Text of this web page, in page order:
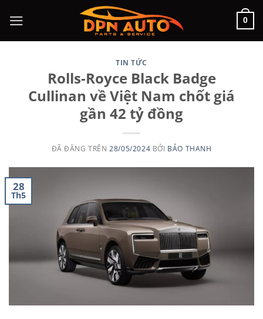
đến
nội
0
TIN TỨC
Rolls-Royce Black Badge
Cullinan về Việt Nam chốt giá
gần 42 tỷ đồng
ĐÃ ĐĂNG TRÊN 28/05/2024 BỞI BẢO THANH
28
Th5